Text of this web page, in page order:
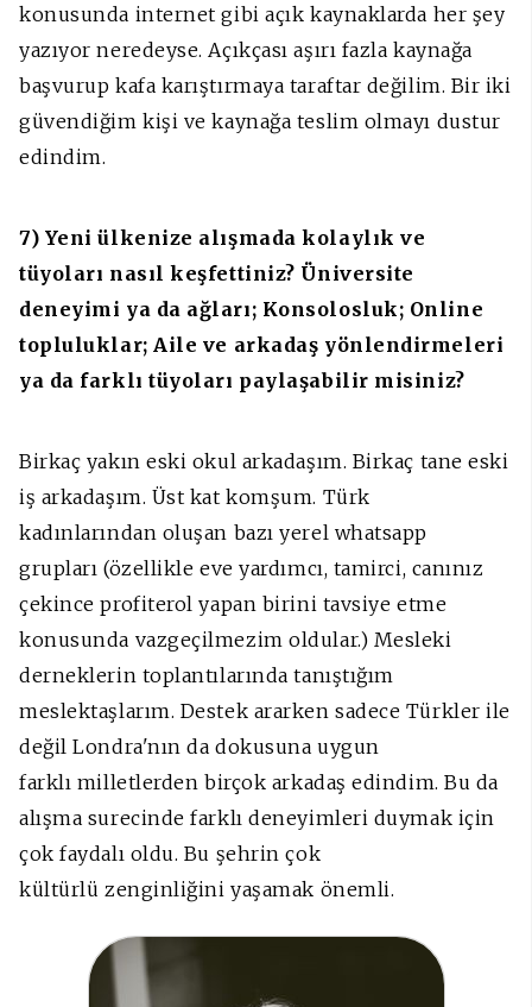
konusunda internet gibi açık kaynaklarda her şey
yazıyor neredeyse. Açıkçası aşırı fazla kaynağa
başvurup kafa karıştırmaya taraftar değilim. Bir iki
güvendiğim kişi ve kaynağa teslim olmayı dustur
edindim.
7) Yeni ülkenize alışmada kolaylık ve
tüyoları nasıl keşfettiniz? Üniversite
deneyimi ya da ağları; Konsolosluk; Online
topluluklar; Aile ve arkadaş yönlendirmeleri
ya da farklı tüyoları paylaşabilir misiniz?
Birkaç yakın eski okul arkadaşım. Birkaç tane eski
iş arkadaşım. Üst kat komşum. Türk
kadınlarından oluşan bazı yerel whatsapp
grupları (özellikle eve yardımcı, tamirci, canınız
çekince profiterol yapan birini tavsiye etme
konusunda vazgeçilmezim oldular.) Mesleki
derneklerin toplantılarında tanıştığım
meslektaşlarım. Destek ararken sadece Türkler ile
değil Londra'nın da dokusuna uygun
farklı milletlerden birçok arkadaş edindim. Bu da
alışma surecinde farklı deneyimleri duymak için
çok faydalı oldu. Bu şehrin çok
kültürlü zenginliğini yaşamak önemli.